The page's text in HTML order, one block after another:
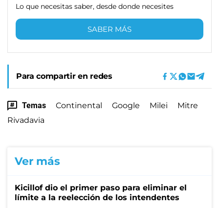
Lo que necesitas saber, desde donde necesites
SABER MÁS
Para compartir en redes
Temas Continental Google Milei
Mitre
Rivadavia
Ver más
Kicillof dio el primer paso para eliminar el
límite a la reelección de los intendentes